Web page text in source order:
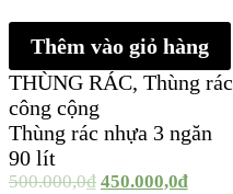
Thêm vào giỏ hàng
THÙNG RÁC, Thùng rác
công cộng
Thùng rác nhựa 3 ngăn
90 lít
500.000,0₫ 450.000,0₫